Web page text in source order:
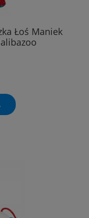
Łoś Maniek